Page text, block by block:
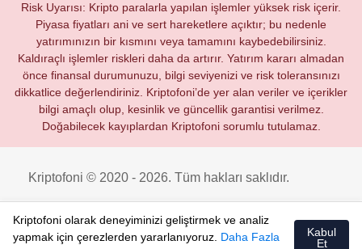
Risk Uyarısı: Kripto paralarla yapılan işlemler yüksek risk içerir.
Piyasa fiyatları ani ve sert hareketlere açıktır; bu nedenle
yatırımınızın bir kısmını veya tamamını kaybedebilirsiniz.
Kaldıraçlı işlemler riskleri daha da artırır. Yatırım kararı almadan
önce finansal durumunuzu, bilgi seviyenizi ve risk toleransınızı
dikkatlice değerlendiriniz. Kriptofoni’de yer alan veriler ve içerikler
bilgi amaçlı olup, kesinlik ve güncellik garantisi verilmez.
Doğabilecek kayıplardan Kriptofoni sorumlu tutulamaz.
Kriptofoni © 2020 - 2026. Tüm hakları saklıdır.
Kriptofoni olarak deneyiminizi geliştirmek ve analiz
yapmak için çerezlerden yararlanıyoruz. Daha Fazla
Kabul
Et